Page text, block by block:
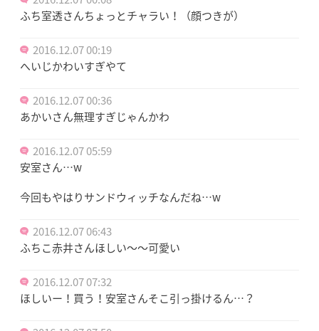
ふち室透さんちょっとチャラい！（顔つきが）
2016.12.07 00:19
へいじかわいすぎやて
2016.12.07 00:36
あかいさん無理すぎじゃんかわ
2016.12.07 05:59
安室さん…w
今回もやはりサンドウィッチなんだね…w
2016.12.07 06:43
ふちこ赤井さんほしい〜〜可愛い
2016.12.07 07:32
ほしいー！買う！安室さんそこ引っ掛けるん…？